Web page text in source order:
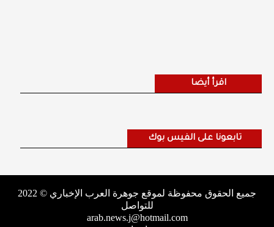
اقرأ أيضا
تابعونا على الفيس بوك
جميع الحقوق محفوظة لموقع جوهرة العرب الإخباري © 2022
للتواصل
arab.news.j@hotmail.com